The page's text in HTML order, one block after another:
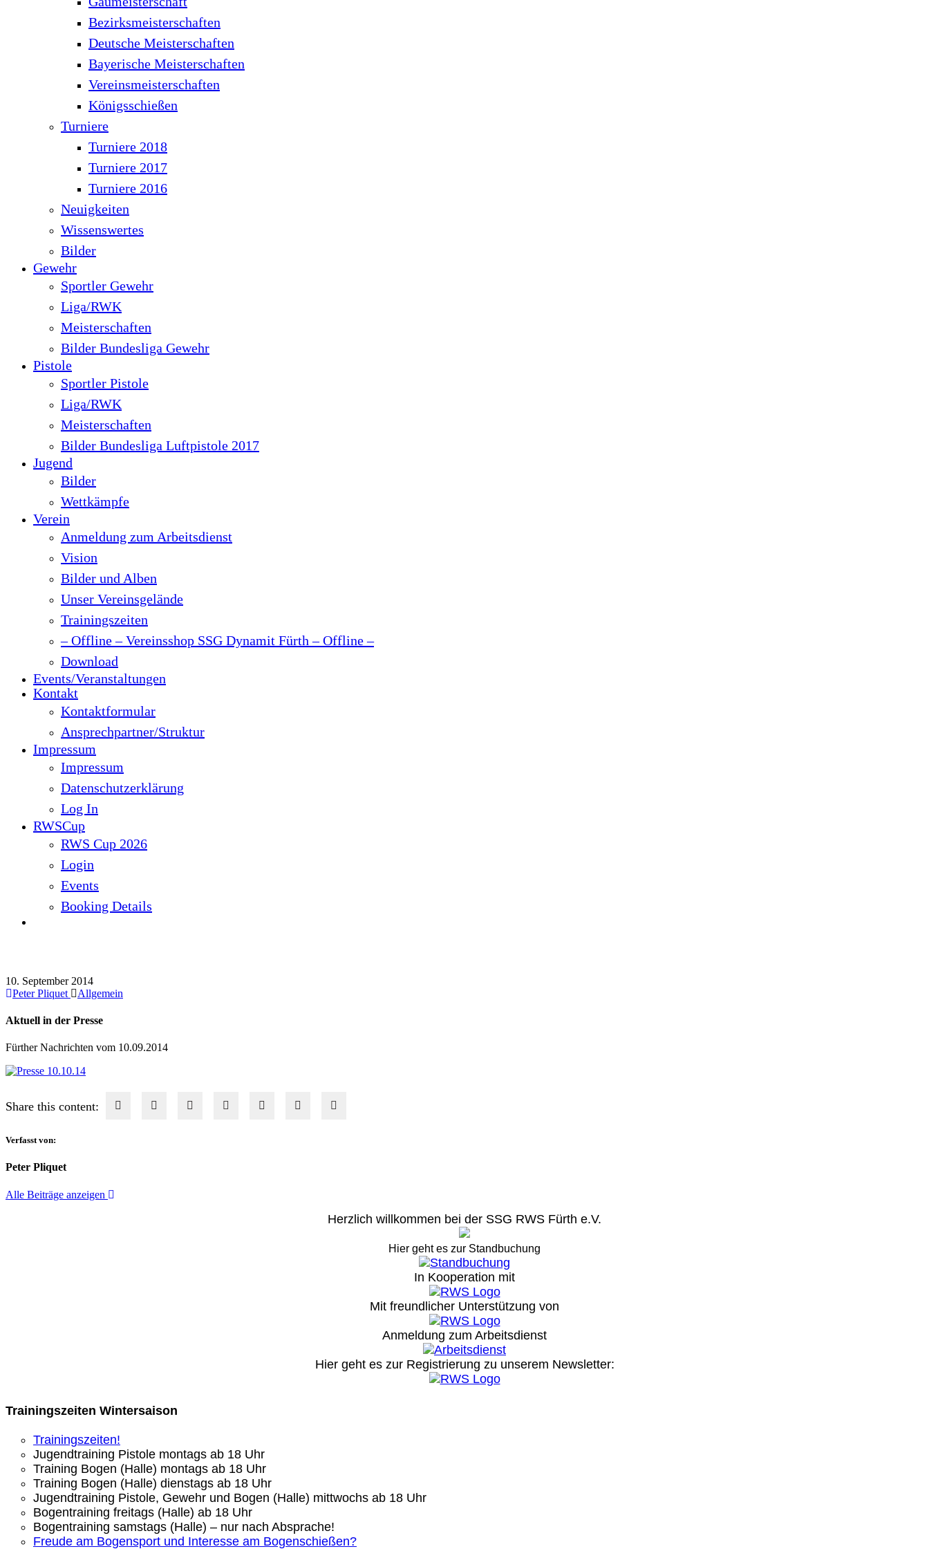
Bezirksmeisterschaften
Deutsche Meisterschaften
Bayerische Meisterschaften
Vereinsmeisterschaften
Königsschießen
Turniere
Turniere 2018
Turniere 2017
Turniere 2016
Neuigkeiten
Wissenswertes
Bilder
Gewehr
Sportler Gewehr
Liga/RWK
Meisterschaften
Bilder Bundesliga Gewehr
Pistole
Sportler Pistole
Liga/RWK
Meisterschaften
Bilder Bundesliga Luftpistole 2017
Jugend
Bilder
Wettkämpfe
Verein
Anmeldung zum Arbeitsdienst
Vision
Bilder und Alben
Unser Vereinsgelände
Trainingszeiten
– Offline – Vereinsshop SSG Dynamit Fürth – Offline –
Download
Events/Veranstaltungen
Kontakt
Kontaktformular
Ansprechpartner/Struktur
Impressum
Impressum
Datenschutzerklärung
Log In
RWSCup
RWS Cup 2026
Login
Events
Booking Details
10. September 2014
Peter Pliquet
Allgemein
Aktuell in der Presse
Fürther Nachrichten vom 10.09.2014
Share this content:
Verfasst von:
Peter Pliquet
Alle Beiträge anzeigen
Herzlich willkommen bei der SSG RWS Fürth e.V.
Hier geht es zur Standbuchung
In Kooperation mit
Mit freundlicher Unterstützung von
Anmeldung zum Arbeitsdienst
Hier geht es zur Registrierung zu unserem Newsletter:
Trainingszeiten Wintersaison
Trainingszeiten!
Jugendtraining Pistole montags ab 18 Uhr
Training Bogen (Halle) montags ab 18 Uhr
Training Bogen (Halle) dienstags ab 18 Uhr
Jugendtraining Pistole, Gewehr und Bogen (Halle) mittwochs ab 18 Uhr
Bogentraining freitags (Halle) ab 18 Uhr
Bogentraining samstags (Halle) – nur nach Absprache!
Freude am Bogensport und Interesse am Bogenschießen?